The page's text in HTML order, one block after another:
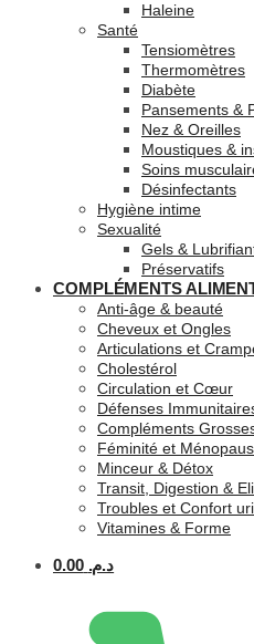
Haleine
Santé
Tensiomètres
Thermomètres
Diabète
Pansements &
Nez & Oreilles
Moustiques &
Soins
Désinfectants
Hygiène intime
Sexualité
Gels &
Préservatifs
COMPLÉMENTS
Anti-âge & beauté
Cheveux et Ongles
Articulations et
Cholestérol
Circulation et Cœur
Défenses
Compléments
Féminité et
Minceur & Détox
Transit, Digestion &
Troubles et Confort
Vitamines & Forme
د.م. 0.00